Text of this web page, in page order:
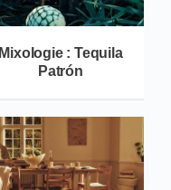
Mixologie : Tequila
Patrón